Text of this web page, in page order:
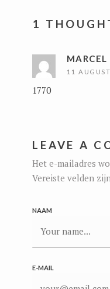
1
11
1770
LEAVE A
Het e-mailadres
Vereiste velden
NAAM
E-MAIL